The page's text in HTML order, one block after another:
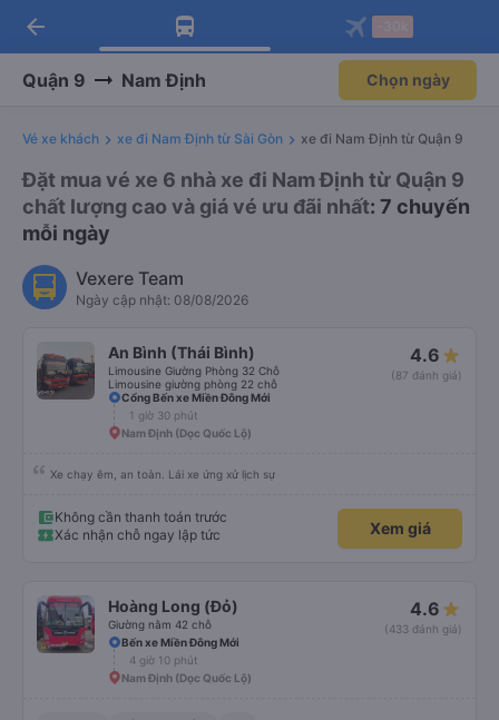
Tải app Vexere ngay!
Nhận ưu đãi thành viên độc
Mở app
Tải app Vexere
-30k/ghế khi đặt vé máy bay qua
Mở app
arrow_back
Quận 9 Nam Định Chọn ngày
Vé xe khách xe đi Nam Định từ Sài Gòn xe đi Nam Định từ Quận 9
Đặt mua vé xe 6 nhà xe đi Nam Định từ Quận 9
chất lượng cao và giá vé ưu đãi nhất: 7 chuyến
mỗi ngày
Vexere Team
Ngày cập nhật: 08/08/2026
An Bình (Thái Bình)
Limousine Giường Phòng 32 Chỗ
Limousine giường phòng 22 chỗ
4.6
(87 đánh giá)
Cổng Bến xe Miền Đông Mới
1 giờ 30 phút
Nam Định (Dọc Quốc Lộ)
Xe chạy êm, an toàn. Lái xe ứng xử lịch sự
Không cần thanh toán trước
Xác nhận chỗ ngay lập tức
Xem giá
Hoàng Long (Đỏ)
Giường nằm 42 chỗ
4.6
(433 đánh giá)
Bến xe Miền Đông Mới
4 giờ 10 phút
Nam Định (Dọc Quốc Lộ)